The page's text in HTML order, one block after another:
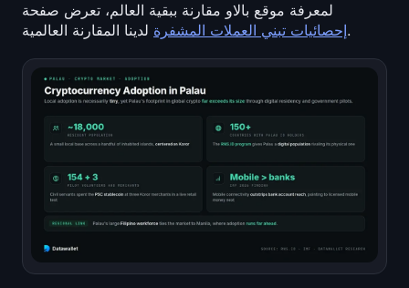
لمعرفة موقع بالاو مقارنة ببقية العالم، تعرض صفحة
إحصائيات تبني العملات المشفرةلدينا المقارنة العالمية.